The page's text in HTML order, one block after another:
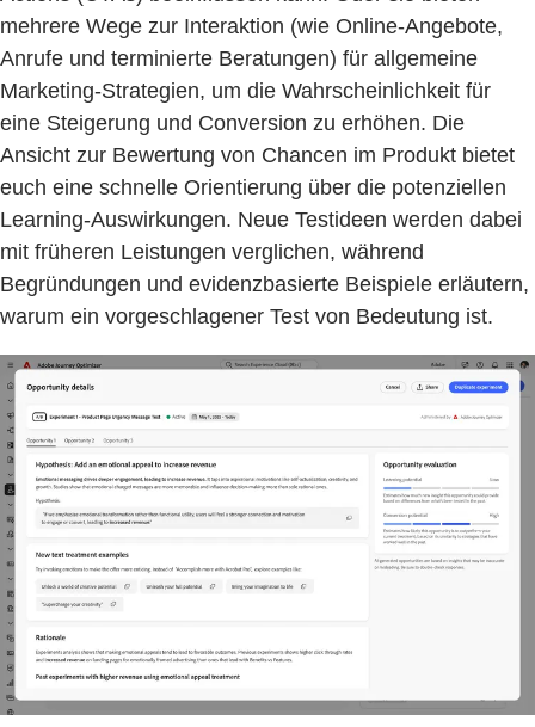
mehrere Wege zur Interaktion (wie Online-Angebote,
Anrufe und terminierte Beratungen) für allgemeine
Marketing-Strategien, um die Wahrscheinlichkeit für
eine Steigerung und Conversion zu erhöhen. Die
Ansicht zur Bewertung von Chancen im Produkt bietet
euch eine schnelle Orientierung über die potenziellen
Learning-Auswirkungen. Neue Testideen werden dabei
mit früheren Leistungen verglichen, während
Begründungen und evidenzbasierte Beispiele erläutern,
warum ein vorgeschlagener Test von Bedeutung ist.